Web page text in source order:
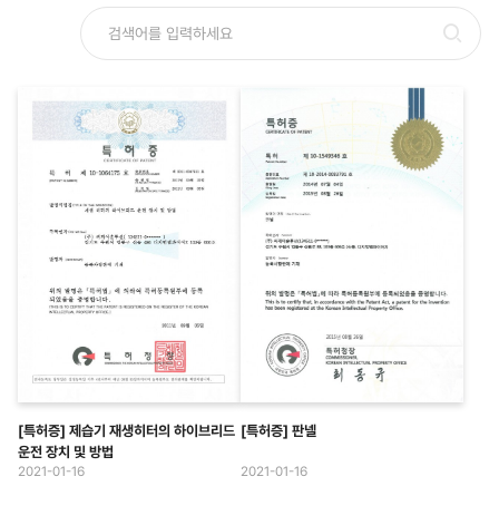
[특허증] 제습기 재생히터의 하이브리드
운전 장치 및 방법
2021-01-16
[특허증] 판넬
2021-01-16